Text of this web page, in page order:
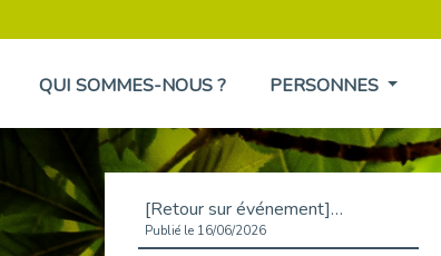
QUI SOMMES-NOUS ? PERSONNES
[Retour sur événement] L'inclusion au cœur de la Place de l'Emploi à La Défense !
Publié le 16/06/2026